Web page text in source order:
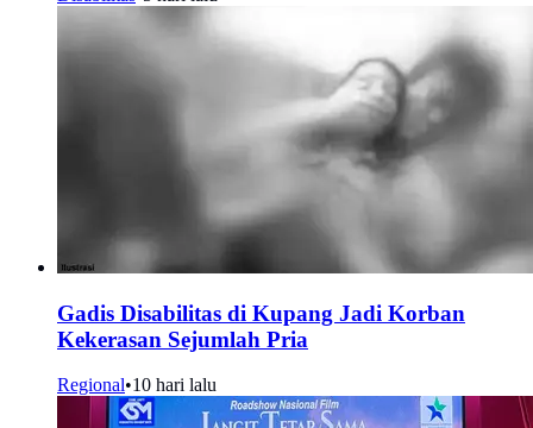
Gadis Disabilitas di Kupang Jadi Korban
Kekerasan Sejumlah Pria
Regional•10 hari lalu